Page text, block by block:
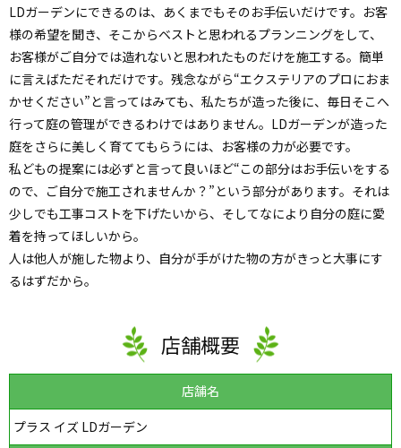
LDガーデンにできるのは、あくまでもそのお手伝いだけです。お客
様の希望を聞き、そこからベストと思われるプランニングをして、
お客様がご自分では造れないと思われたものだけを施工する。簡単
に言えばただそれだけです。残念ながら“エクステリアのプロにおま
かせください”と言ってはみても、私たちが造った後に、毎日そこへ
行って庭の管理ができるわけではありません。LDガーデンが造った
庭をさらに美しく育ててもらうには、お客様の力が必要です。
私どもの提案には必ずと言って良いほど“この部分はお手伝いをする
ので、ご自分で施工されませんか？”という部分があります。それは
少しでも工事コストを下げたいから、そしてなにより自分の庭に愛
着を持ってほしいから。
人は他人が施した物より、自分が手がけた物の方がきっと大事にす
るはずだから。
店舗概要
店舗名
プラス イズ LDガーデン